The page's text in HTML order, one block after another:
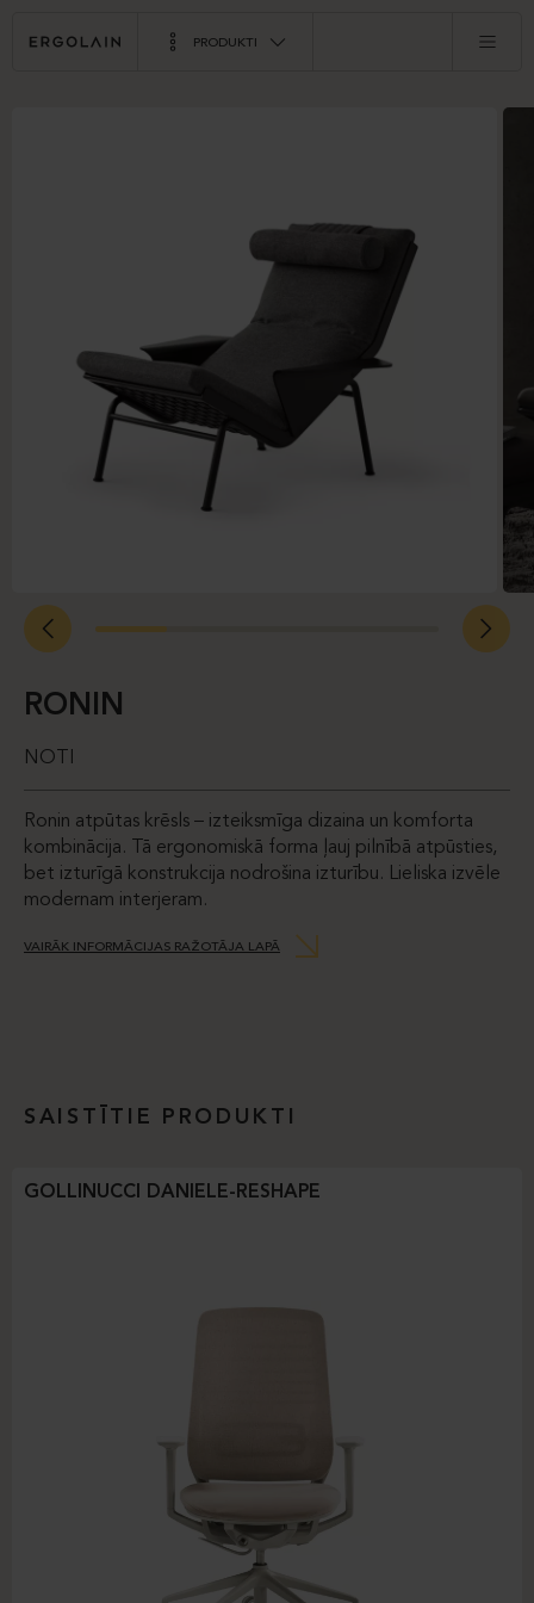
PRODUKTI
RONIN
NOTI
Ronin atpūtas krēsls – izteiksmīga dizaina un komforta
kombinācija. Tā ergonomiskā forma ļauj pilnībā atpūsties,
bet izturīgā konstrukcija nodrošina izturību. Lieliska izvēle
modernam interjeram.
VAIRĀK INFORMĀCIJAS RAŽOTĀJA LAPĀ
SAISTĪTIE PRODUKTI
GOLLINUCCI DANIELE-RESHAPE